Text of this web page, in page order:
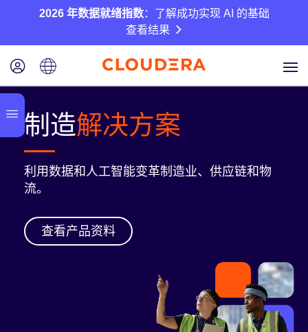
2026 年数据就绪指数：了解成功实现 AI 的基础
查看结果
制造解决方案
利用数据和人工智能变革制造业、供应链和物
流。
查看产品资料